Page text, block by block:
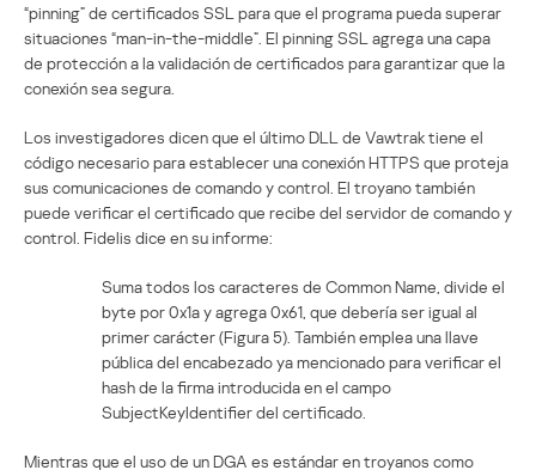
“pinning” de certificados SSL para que el programa pueda superar
situaciones “man-in-the-middle”. El pinning SSL agrega una capa
de protección a la validación de certificados para garantizar que la
conexión sea segura.
Los investigadores dicen que el último DLL de Vawtrak tiene el
código necesario para establecer una conexión HTTPS que proteja
sus comunicaciones de comando y control. El troyano también
puede verificar el certificado que recibe del servidor de comando y
control. Fidelis dice en su informe:
Suma todos los caracteres de Common Name, divide el
byte por 0x1a y agrega 0x61, que debería ser igual al
primer carácter (Figura 5). También emplea una llave
pública del encabezado ya mencionado para verificar el
hash de la firma introducida en el campo
SubjectKeyIdentifier del certificado.
Mientras que el uso de un DGA es estándar en troyanos como